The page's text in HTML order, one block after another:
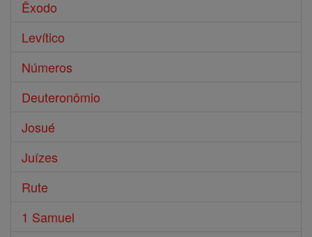
Êxodo
Levítico
Números
Deuteronômio
Josué
Juízes
Rute
1 Samuel